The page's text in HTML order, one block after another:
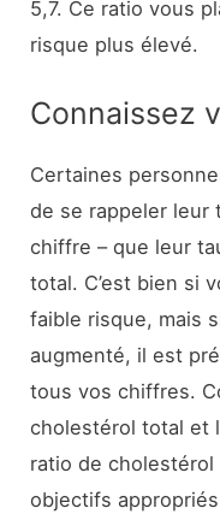
5,7. Ce ratio vous
risque plus élevé.
Connaissez
Certaines
de se rappeler leur
chiffre – que leur
total. C’est bien si
faible risque, mais
augmenté, il est
tous vos chiffres.
cholestérol total et
ratio de
objectifs